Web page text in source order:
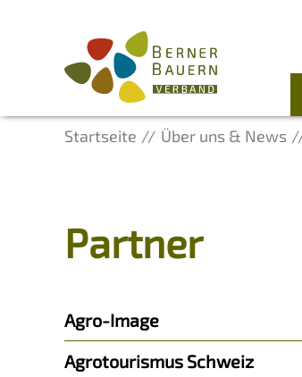
Startseite Über uns & News
Partner
Agro-Image
Agrotourismus Schweiz